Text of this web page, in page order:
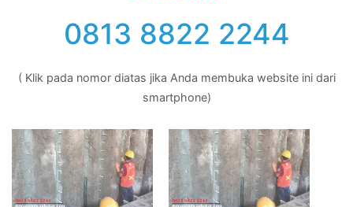
0813 8822 2244
( Klik pada nomor diatas jika Anda membuka website ini dari
smartphone)